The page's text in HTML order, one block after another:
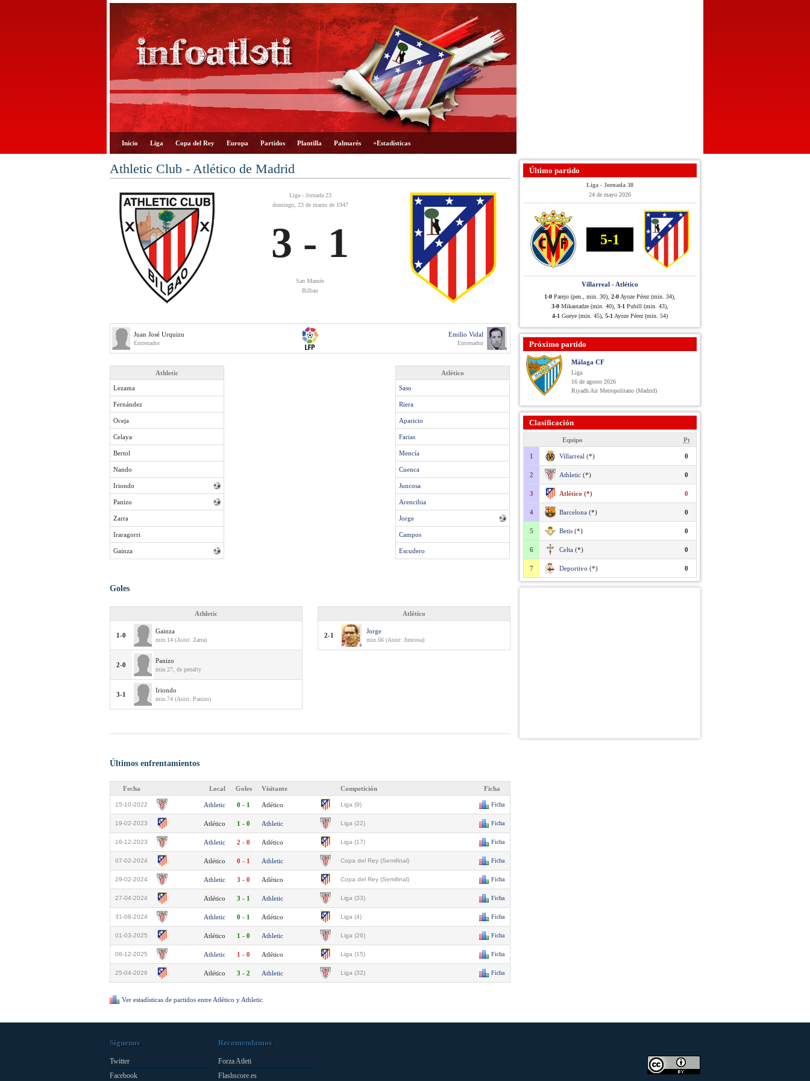
Inicio Liga Copa del Rey Europa Partidos Plantilla Palmarés +Estadísticas
Athletic Club - Atlético de Madrid
Liga - Jornada 23
domingo, 23 de marzo de 1947
3 - 1
San Mamés
Bilbao
Juan José Urquizu
Entrenador
Emilio Vidal
Entrenador
Athletic
Lezama
Fernández
Oceja
Celaya
Bertol
Nando
Iriondo
Panizo
Zarra
Iraragorri
Gainza
Atlético
Saso
Riera
Aparicio
Farias
Mencía
Cuenca
Juncosa
Arencibia
Jorge
Campos
Escudero
Goles
Athletic
1-0
Gainza
min.14 (Asist: Zarra)
2-0
Panizo
min.27, de penalty
3-1
Iriondo
min.74 (Asist: Panizo)
Atlético
2-1
Jorge
min.66 (Asist: Juncosa)
Últimos enfrentamientos
Fecha Local Goles Visitante Competición Ficha
15-10-2022 Athletic 0 - 1 Atlético Liga (9) Ficha
19-02-2023 Atlético 1 - 0 Athletic Liga (22) Ficha
16-12-2023 Athletic 2 - 0 Atlético Liga (17) Ficha
07-02-2024 Atlético 0 - 1 Athletic Copa del Rey (Semifinal) Ficha
29-02-2024 Athletic 3 - 0 Atlético Copa del Rey (Semifinal) Ficha
27-04-2024 Atlético 3 - 1 Athletic Liga (33) Ficha
31-08-2024 Athletic 0 - 1 Atlético Liga (4) Ficha
01-03-2025 Atlético 1 - 0 Athletic Liga (26) Ficha
06-12-2025 Athletic 1 - 0 Atlético Liga (15) Ficha
25-04-2026 Atlético 3 - 2 Athletic Liga (32) Ficha
Ver estadísticas de partidos entre Atlético y Athletic
Último partido
Liga - Jornada 38
24 de mayo 2026
5-1
Villarreal - Atlético
1-0 Parejo (pen., min. 30), 2-0 Ayoze Pérez (min. 34),
3-0 Mikautadze (min. 40), 3-1 Pubill (min. 43),
4-1 Gueye (min. 45), 5-1 Ayoze Pérez (min. 54)
Próximo partido
Málaga CF
Liga
16 de agosto 2026
Riyadh Air Metropolitano (Madrid)
Clasificación
Equipo Pt
1 Villarreal (*) 0
2 Athletic (*) 0
3 Atlético (*) 0
4 Barcelona (*) 0
5 Betis (*) 0
6 Celta (*) 0
7 Deportivo (*) 0
Síguenos
Twitter
Facebook
Recomendamos
Forza Atleti
Flashscore.es